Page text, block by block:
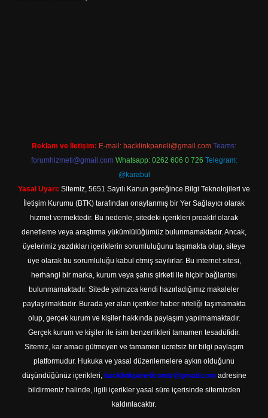
Reklam ve İletişim: E-mail: backlinkpaneli@gmail.com Teams:
forumhizmeti@gmail.com Whatsapp: 0262 606 0 726 Telegram:
@karabul
Yasal Uyarı: Sitemiz, 5651 Sayılı Kanun gereğince Bilgi Teknolojileri ve
İletişim Kurumu (BTK) tarafından onaylanmış bir Yer Sağlayıcı olarak
hizmet vermektedir. Bu nedenle, sitedeki içerikleri proaktif olarak
denetleme veya araştırma yükümlülüğümüz bulunmamaktadır. Ancak,
üyelerimiz yazdıkları içeriklerin sorumluluğunu taşımakta olup, siteye
üye olarak bu sorumluluğu kabul etmiş sayılırlar. Bu internet sitesi,
herhangi bir marka, kurum veya şahıs şirketi ile hiçbir bağlantısı
bulunmamaktadır. Sitede yalnızca kendi hazırladığımız makaleler
paylaşılmaktadır. Burada yer alan içerikler haber niteliği taşımamakta
olup, gerçek kurum ve kişiler hakkında paylaşım yapılmamaktadır.
Gerçek kurum ve kişiler ile isim benzerlikleri tamamen tesadüfidir.
Sitemiz, kar amacı gütmeyen ve tamamen ücretsiz bir bilgi paylaşım
platformudur. Hukuka ve yasal düzenlemelere aykırı olduğunu
düşündüğünüz içerikleri, backlinkpanelicomtr@gmail.com adresine
bildirmeniz halinde, ilgili içerikler yasal süre içerisinde sitemizden
kaldırılacaktır.